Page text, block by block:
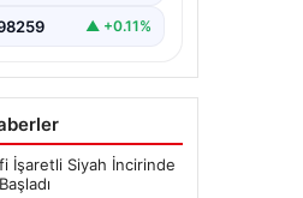
▲ +0.11%
İşaretli Siyah İncirinde